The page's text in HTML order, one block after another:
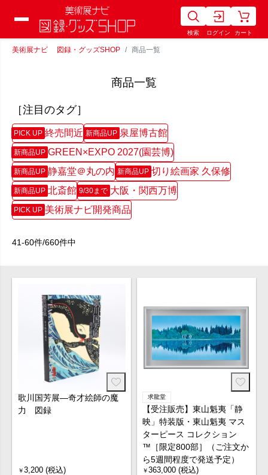
検索 ログイン カート
美術展ナビ 図録・グッズSHOP 商品一覧
商品一覧
［注目のタグ］
PICK UP 終売間近 新商品UP 泉屋博古館
新商品UP GREEN×EXPO 2027(園芸博)
新商品UP 静嘉堂＠丸の内 新商品UP 切り絵画家 久保修
新商品UP 北斎館 9/30まで 大阪・関西万博
PICK UP 美術展ナビ開発商品
41-60件/660件中
歌川国芳展―奇才絵師の魔
力 図録
￥3,200 (税込)
求龍堂
【受注販売】東山魁夷「静
映」特装版・東山魁夷 マス
ターピース コレクション
™［限定800部］（ご注文か
ら5週間程度で発送予定）
￥363,000 (税込)